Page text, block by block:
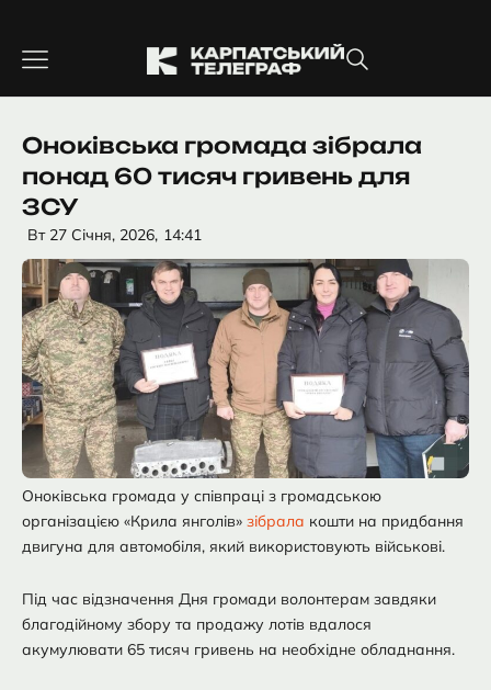
вмісту
Оноківська громада зібрала
понад 60 тисяч гривень для
ЗСУ
Вт 27 Січня, 2026, 14:41
Оноківська громада у співпраці з громадською
організацією «Крила янголів» зібрала кошти на придбання
двигуна для автомобіля, який використовують військові.
Під час відзначення Дня громади волонтерам завдяки
благодійному збору та продажу лотів вдалося
акумулювати 65 тисяч гривень на необхідне обладнання.